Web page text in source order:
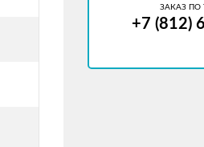
ЗАКАЗ ПО
+7 (812)